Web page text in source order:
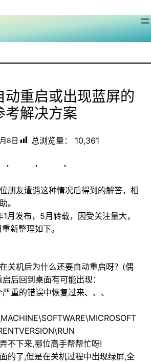
动重启或出现蓝屏的
考解决方案
8日 总浏览量： 10,361
朋友遭遇这种情况后得到的解答，相
。
月发布，5月转载，因受关注量大，
新整理如下。
机后为什么还要自动重启呀？(偶
后回到桌面有可能出现：
重的错误中恢复过来、、、
不下来,哪位高手帮帮忙呀!
的了,但是在关机过程中出现绿屏,全